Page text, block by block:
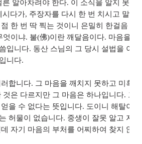
른 알아차려야 한다. 이 소식을 알지 못하
시다가, 주장자를 다시 한 번 치시고 말씀
한 번 딱 찍는 것이니 은밀히 한걸음 더
엇이냐. 불(佛)이란 깨달음이다. 마음을
입니다. 동산 스님의 그 당시 설법을 이
니다.
합니다. 그 마음을 깨치지 못하고 미혹
것은 다르지만 그 마음은 하나입니다. 그
을 수 없다는 뜻입니다. 도이니 해탈이
허물이 없습니다. 중생이 잘못 알고 자
자기 마음의 부처를 어찌하여 찾지 않